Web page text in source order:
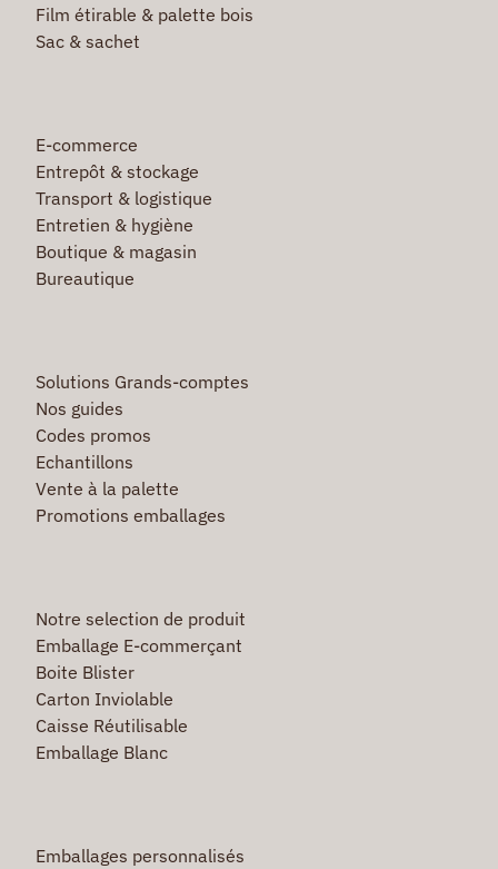
Film étirable & palette bois
Sac & sachet
E-commerce
Entrepôt & stockage
Transport & logistique
Entretien & hygiène
Boutique & magasin
Bureautique
Solutions Grands-comptes
Nos guides
Codes promos
Echantillons
Vente à la palette
Promotions emballages
Notre selection de produit
Emballage E-commerçant
Boite Blister
Carton Inviolable
Caisse Réutilisable
Emballage Blanc
Emballages personnalisés